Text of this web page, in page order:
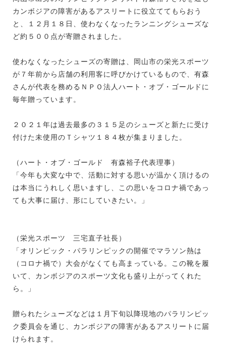
カンボジアの障害があるアスリートに役立ててもらおう
と、１２月１８日、使わなくなったランニングシューズな
ど約５００点が寄贈されました。
使わなくなったシューズの寄贈は、岡山市の栄光スポーツ
が７年前から店舗の利用客に呼びかけているもので、有森
さんが代表を務めるＮＰＯ法人ハート・オブ・ゴールドに
毎年贈っています。
２０２１年は過去最多の３１５足のシューズと新たに受け
付けた未使用のＴシャツ１８４枚が集まりました。
（ハート・オブ・ゴールド 有森裕子代表理事）
「今年も大変な中で、活動に対する思いが温かく頂けるの
は本当にうれしく思いますし、この思いをコロナ禍であっ
ても大事に届け、形にしていきたい。」
（栄光スポーツ 三宅直子社長）
「オリンピック・パラリンピックの開催でマラソン熱は
（コロナ禍で）大会がなくても高まっている。この靴を履
いて、カンボジアのスポーツ文化も盛り上がってくれた
ら。」
贈られたシューズなどは１月下旬以降現地のパラリンピッ
ク委員会を通じ、カンボジアの障害があるアスリートに届
けられます。